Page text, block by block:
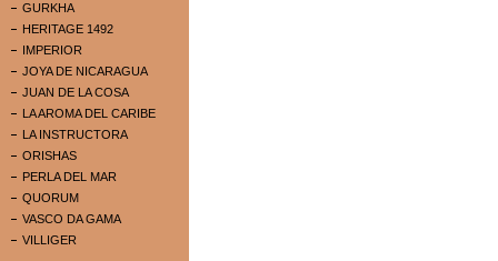
GURKHA
HERITAGE 1492
IMPERIOR
JOYA DE NICARAGUA
JUAN DE LA COSA
LA AROMA DEL CARIBE
LA INSTRUCTORA
ORISHAS
PERLA DEL MAR
QUORUM
VASCO DA GAMA
VILLIGER